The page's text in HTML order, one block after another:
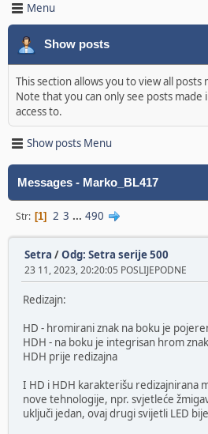
Menu
Show posts
This section allows you to view all posts
Note that you can only see posts
access to.
Show posts Menu
Messages - Marko_BL417
Str 1 2 3 ... 490
Setra /Odg: Setra serije 500
23 11, 2023, 20:20:05 POSLIJEPODNE
Redizajn:
HD - hromirani znak na boku je
HDH - na boku je integrisan hrom
HDH prije redizajna
I HD i HDH karakterišu redizajnirana
nove tehnologije, npr. svjetleće
uključi jedan, ovaj drugi svijetli LED